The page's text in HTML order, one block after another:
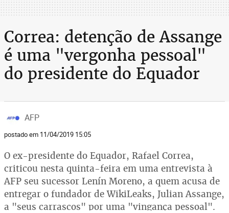
Correa: detenção de Assange
é uma "vergonha pessoal"
do presidente do Equador
AFP
postado em 11/04/2019 15:05
O ex-presidente do Equador, Rafael Correa,
criticou nesta quinta-feira em uma entrevista à
AFP seu sucessor Lenín Moreno, a quem acusa de
entregar o fundador de WikiLeaks, Julian Assange,
a "seus carrascos" por uma "vingança pessoal".